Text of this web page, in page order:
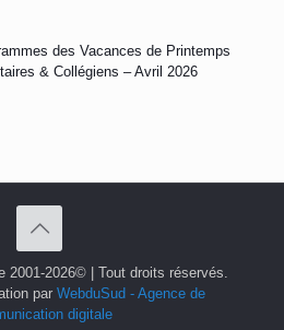
des Vacances de Printemps
& Collégiens – Avril 2026
2026© | Tout droits réservés.
par WebduSud - Agence de
digitale